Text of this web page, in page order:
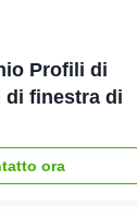
Profili di
finestra di
ora